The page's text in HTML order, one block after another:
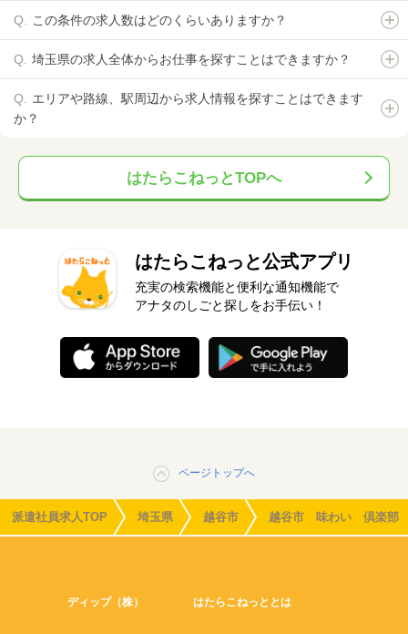
この条件の求人数はどのくらいありますか？
埼玉県の求人全体からお仕事を探すことはできますか？
エリアや路線、駅周辺から求人情報を探すことはできます
か？
はたらこねっとTOPへ
はたらこねっと公式アプリ
充実の検索機能と便利な通知機能で
アナタのしごと探しをお手伝い！
ページトップへ
派遣社員求人TOP 埼玉県 越谷市 越谷市 味わい 倶楽部
ディップ（株） はたらこねっととは